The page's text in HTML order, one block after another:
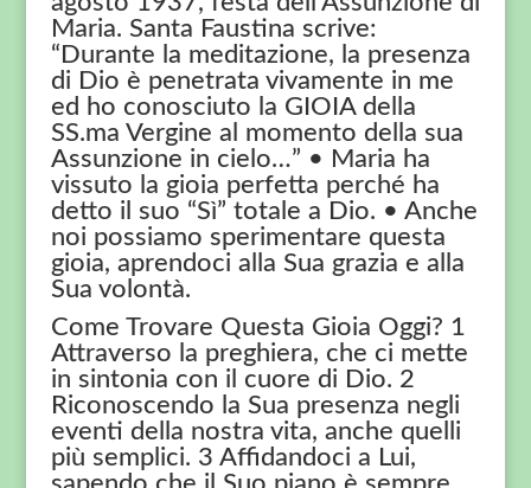
Maria. Santa Faustina scrive:
“Durante la meditazione, la presenza
di Dio è penetrata vivamente in me
ed ho conosciuto la GIOIA della
SS.ma Vergine al momento della sua
Assunzione in cielo…” • Maria ha
vissuto la gioia perfetta perché ha
detto il suo “Sì” totale a Dio. • Anche
noi possiamo sperimentare questa
gioia, aprendoci alla Sua grazia e alla
Sua volontà.
Come Trovare Questa Gioia Oggi? 1
Attraverso la preghiera, che ci mette
in sintonia con il cuore di Dio. 2
Riconoscendo la Sua presenza negli
eventi della nostra vita, anche quelli
più semplici. 3 Affidandoci a Lui,